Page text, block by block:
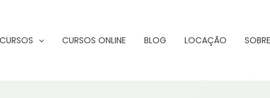
CURSOS CURSOS ONLINE BLOG LOCAÇÃO